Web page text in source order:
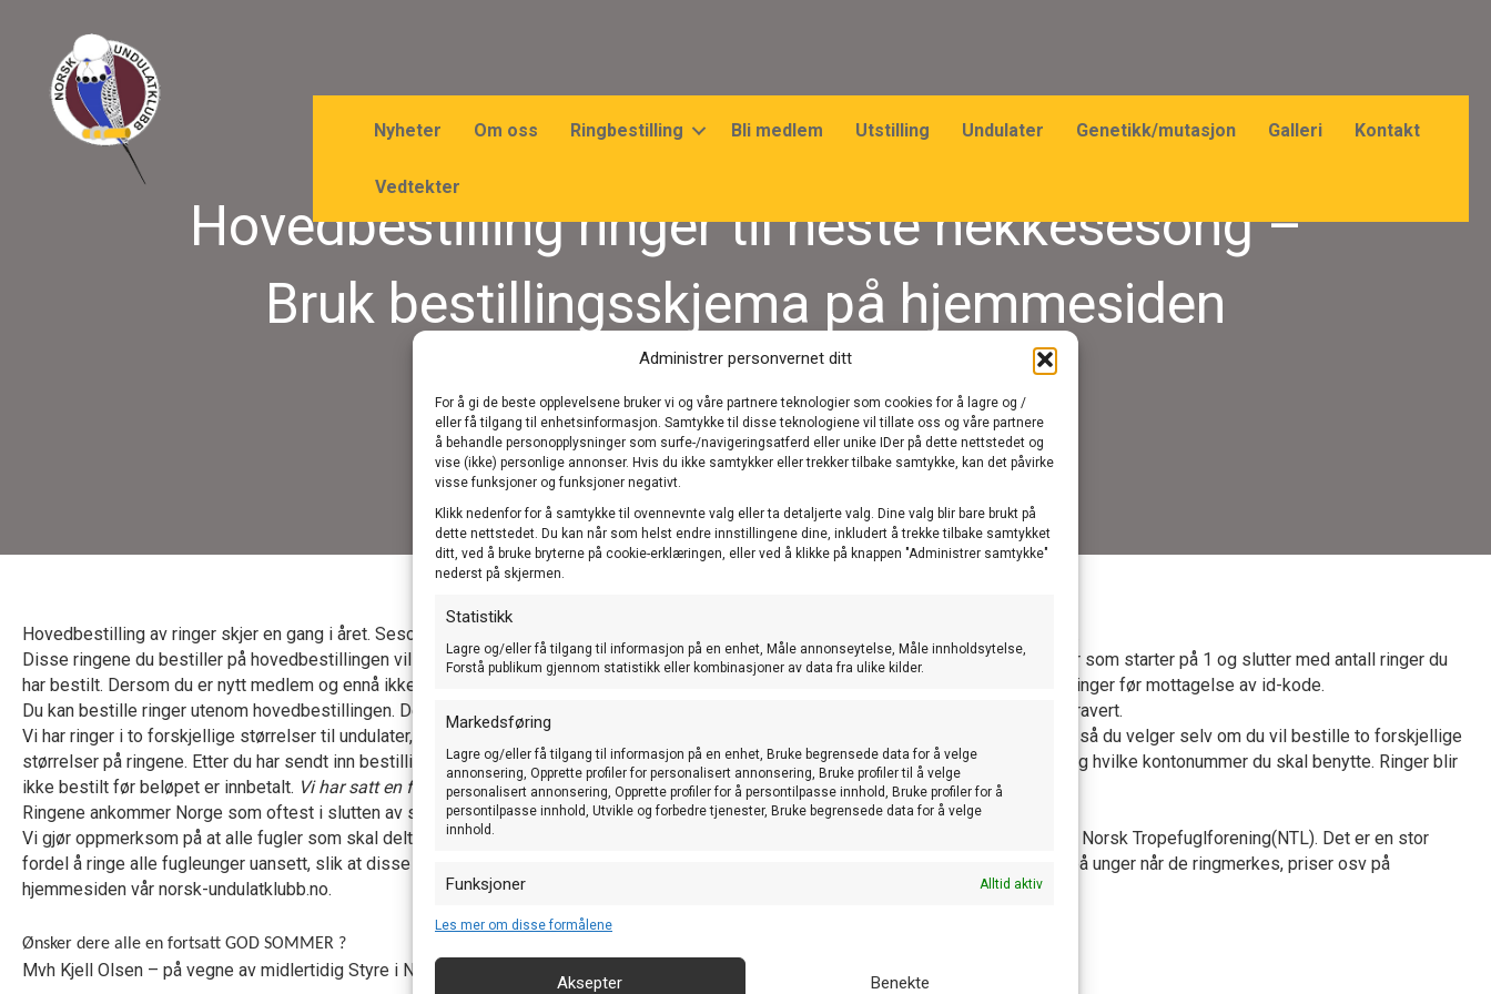
Administrer personvernet ditt
For å gi de beste opplevelsene bruker vi og våre partnere teknologier som cookies for å lagre og /
eller få tilgang til enhetsinformasjon. Samtykke til disse teknologiene vil tillate oss og våre partnere
å behandle personopplysninger som surfe-/navigeringsatferd eller unike IDer på dette nettstedet og
vise (ikke) personlige annonser. Hvis du ikke samtykker eller trekker tilbake samtykke, kan det påvirke
visse funksjoner og funksjoner negativt.
Klikk nedenfor for å samtykke til ovennevnte valg eller ta detaljerte valg. Dine valg blir bare brukt på
dette nettstedet. Du kan når som helst endre innstillingene dine, inkludert å trekke tilbake samtykket
ditt, ved å bruke bryterne på cookie-erklæringen, eller ved å klikke på knappen "Administrer samtykke"
nederst på skjermen.
Statistikk
Lagre og/eller få tilgang til informasjon på en enhet, Måle annonseytelse, Måle innholdsytelse,
Forstå publikum gjennom statistikk eller kombinasjoner av data fra ulike kilder.
Markedsføring
Lagre og/eller få tilgang til informasjon på en enhet, Bruke begrensede data for å velge
annonsering, Opprette profiler for personalisert annonsering, Bruke profiler til å velge
personalisert annonsering, Opprette profiler for å persontilpasse innhold, Bruke profiler for å
persontilpasse innhold, Utvikle og forbedre tjenester, Bruke begrensede data for å velge
innhold.
Funksjoner Alltid aktiv
Matche og kombinere data fra andre datakilder, Koble forskjellige enheter, Identifisere
enheter basert på informasjon som overføres automatisk.
Sørge for sikkerhet, forhindre og oppdage svindel og rette feil, Levere
Les mer om disse formålene
Aksepter Benekte
Nyheter Om oss Ringbestilling Bli medlem Utstilling Undulater Genetikk/mutasjon Galleri Kontakt
Vedtekter
Hovedbestilling ringer til neste hekkesesong –
Bruk bestillingsskjema på hjemmesiden
18/06/2023
Hovedbestilling av ringer skjer en gang i året. Sesongen for 2024 ringmerking, starter ca 1. oktober 2023 og varer til 30. september 2024.
Disse ringene du bestiller på hovedbestillingen vil ha din personlige id-kode, årstall 2024 og NUK inngravert. De vil også ha løpenummer som starter på 1 og slutter med antall ringer du
har bestilt. Dersom du er nytt medlem og ennå ikke har fått tilsendt id-kode, vil du få denne tilsendt om kort tid. Du kan allikevel bestille ringer før mottagelse av id-kode.
Du kan bestille ringer utenom hovedbestillingen. De er merket X isteden for din personlige id, men med løpenummer, årstall og NUK inngravert.
Vi har ringer i to forskjellige størrelser til undulater, tilpasset australske og engelske. De som er til engelske, passer også de australske, så du velger selv om du vil bestille to forskjellige
størrelser på ringene. Etter du har sendt inn bestilling, vil du få en mail fra ringsalgsleder hvor du får oppgitt hvilke beløp du skal betale, og hvilke kontonummer du skal benytte. Ringer blir
ikke bestilt før beløpet er innbetalt. Vi har satt en frist til 31. juli på dette.
Ringene ankommer Norge som oftest i slutten av september, og blir fortløpende sendt ut til medlemmene.
Vi gjør oppmerksom på at alle fugler som skal delta på utstillinger, må være ringmerket, enten med ringer fra Norsk Undulatklubb eller fra Norsk Tropefuglforening(NTL). Det er en stor
fordel å ringe alle fugleunger uansett, slik at disse kan komme tilbake til eier ved en eventuell rømming. Les mer om ringmerking, alder på unger når de ringmerkes, priser osv på
hjemmesiden vår norsk-undulatklubb.no.
Ønsker dere alle en fortsatt GOD SOMMER ?
Mvh Kjell Olsen – på vegne av midlertidig Styre i NUK